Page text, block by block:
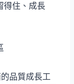
得住、成長
品質成長工